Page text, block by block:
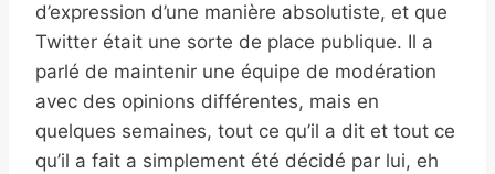
d’expression d’une manière absolutiste, et que
Twitter était une sorte de place publique. Il a
parlé de maintenir une équipe de modération
avec des opinions différentes, mais en
quelques semaines, tout ce qu’il a dit et tout ce
qu’il a fait a simplement été décidé par lui, eh